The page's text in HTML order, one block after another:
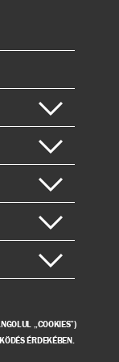
„COOKIES”)
ÉRDEKÉBEN.